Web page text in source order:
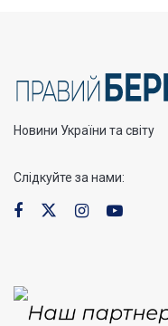
Новини України та світу
Слідкуйте за нами: